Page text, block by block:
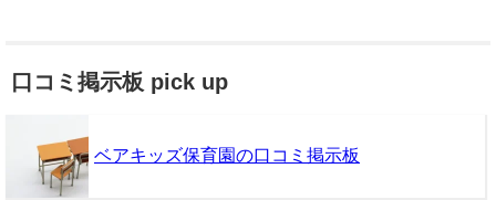
口コミ掲示板 pick up
ベアキッズ保育園の口コミ掲示板